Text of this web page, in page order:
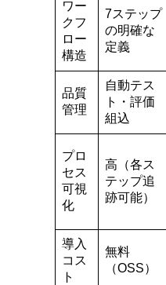
ワー
クフ
ロー
構造
7ステップ
の明確な
定義
品質
管理
自動テス
ト・評価
組込
プロ
セス
可視
化
高（各ス
テップ追
跡可能）
導入
コス
ト
無料
（OSS）